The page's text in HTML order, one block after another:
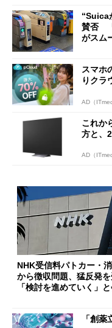
“Suica
賛否
がスム
スマホ
りクラ
AD（
これか
方と、
AD（
NHK受信料パトカー・
から徴収問題、猛反発
「検討を進めていく」
「創